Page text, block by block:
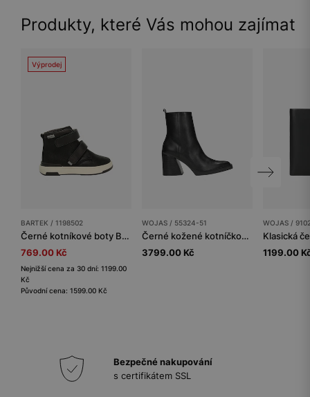
Produkty, které Vás mohou zajímat
Výprodej
BARTEK / 1198502
Černé kotníkové boty BARTEK 1198502 na suchý zip
769.00 Kč
Nejnižší cena za 30 dní: 1199.00
Kč
Původní cena: 1599.00 Kč
WOJAS / 55324-51
Černé kožené kotníčkové boty dámské na masivním podpatku
3799.00 Kč
WOJAS /
1199.00
Bezpečné nakupování
s certifikátem SSL